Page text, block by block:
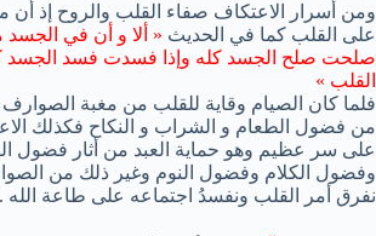
ومن أسرار الاعتكاف صفاء القلب والروح إذ أن
على القلب كما في الحديث « ألا و أن في الجسد
صلحت صلح الجسد كله وإذا فسدت فسد الجسد
القلب »
فلما كان الصيام وقاية للقلب من مغبة الصوارف
من فضول الطعام و الشراب و النكاح فكذلك
على سر عظيم وهو حماية العبد من أثار فضول
وفضول الكلام وفضول النوم وغير ذلك من
نفرق أمر القلب ونفسدُ اجتماعه على طاعة الله .